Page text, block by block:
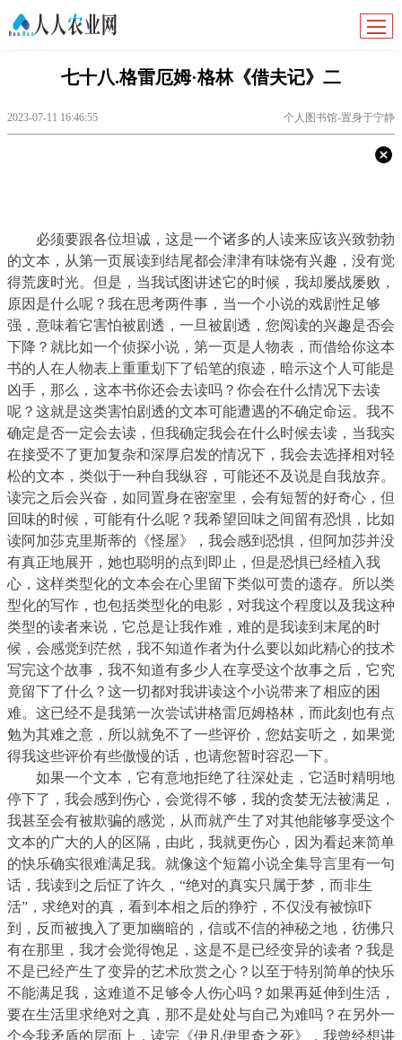
七十八.格雷厄姆·格林《借夫记》二
2023-07-11 16:46:55 个人图书馆-置身于宁静
必须要跟各位坦诚，这是一个诸多的人读来应该兴致勃勃
的文本，从第一页展读到结尾都会津津有味饶有兴趣，没有觉
得荒废时光。但是，当我试图讲述它的时候，我却屡战屡败，
原因是什么呢？我在思考两件事，当一个小说的戏剧性足够
强，意味着它害怕被剧透，一旦被剧透，您阅读的兴趣是否会
下降？就比如一个侦探小说，第一页是人物表，而借给你这本
书的人在人物表上重重划下了铅笔的痕迹，暗示这个人可能是
凶手，那么，这本书你还会去读吗？你会在什么情况下去读
呢？这就是这类害怕剧透的文本可能遭遇的不确定命运。我不
确定是否一定会去读，但我确定我会在什么时候去读，当我实
在接受不了更加复杂和深厚启发的情况下，我会去选择相对轻
松的文本，类似于一种自我纵容，可能还不及说是自我放弃。
读完之后会兴奋，如同置身在密室里，会有短暂的好奇心，但
回味的时候，可能有什么呢？我希望回味之间留有恐惧，比如
读阿加莎克里斯蒂的《怪屋》，我会感到恐惧，但阿加莎并没
有真正地展开，她也聪明的点到即止，但是恐惧已经植入我
心，这样类型化的文本会在心里留下类似可贵的遗存。所以类
型化的写作，也包括类型化的电影，对我这个程度以及我这种
类型的读者来说，它总是让我作难，难的是我读到末尾的时
候，会感觉到茫然，我不知道作者为什么要以如此精心的技术
写完这个故事，我不知道有多少人在享受这个故事之后，它究
竟留下了什么？这一切都对我讲读这个小说带来了相应的困
难。这已经不是我第一次尝试讲格雷厄姆格林，而此刻也有点
勉为其难之意，所以就免不了一些评价，您姑妄听之，如果觉
得我这些评价有些傲慢的话，也请您暂时容忍一下。
如果一个文本，它有意地拒绝了往深处走，它适时精明地
停下了，我会感到伤心，会觉得不够，我的贪婪无法被满足，
我甚至会有被欺骗的感觉，从而就产生了对其他能够享受这个
文本的广大的人的区隔，由此，我就更伤心，因为看起来简单
的快乐确实很难满足我。就像这个短篇小说全集导言里有一句
话，我读到之后怔了许久，“绝对的真实只属于梦，而非生
活”，求绝对的真，看到本相之后的狰狞，不仅没有被惊吓
到，反而被拽入了更加幽暗的，信或不信的神秘之地，彷佛只
有在那里，我才会觉得饱足，这是不是已经变异的读者？我是
不是已经产生了变异的艺术欣赏之心？以至于特别简单的快乐
不能满足我，这难道不足够令人伤心吗？如果再延伸到生活，
要在生活里求绝对之真，那不是处处与自己为难吗？在另外一
个令我矛盾的层面上，读完《伊凡伊里奇之死》，我曾经想讲